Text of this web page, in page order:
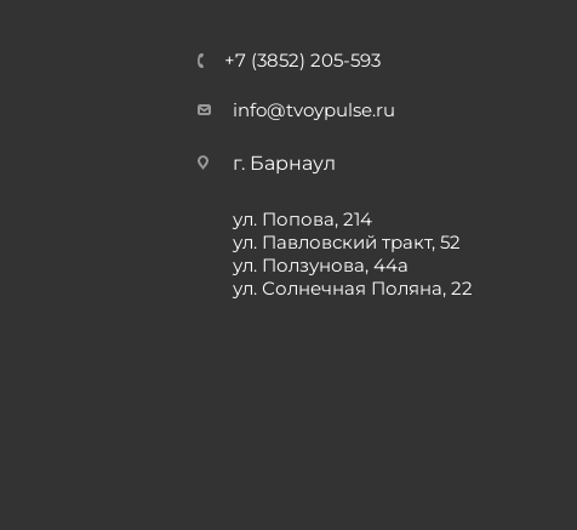
+7 (3852) 205-593
info@tvoypulse.ru
г. Барнаул
ул. Попова, 214
ул. Павловский тракт, 52
ул. Ползунова, 44а
ул. Солнечная Поляна, 22